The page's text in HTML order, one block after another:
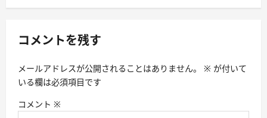
ー
ョ
ン
コメントを残す
メールアドレスが公開されることはありません。 ※ が付いて
いる欄は必須項目です
コメント ※